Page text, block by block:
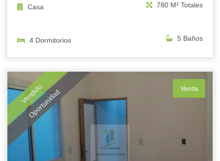
Casa 780 M² Totales
4 Dormitorios 5 Baños
Vendido
Oportunidad Venta